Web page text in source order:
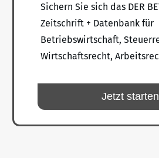
Sichern Sie sich das DER
Zeitschrift + Datenbank für
Betriebswirtschaft,
Wirtschaftsrecht,
Jetzt